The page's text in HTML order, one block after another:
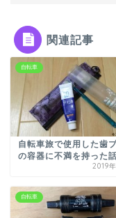
関連記事
自転車
自転車旅で使用した歯
の容器に不満を持った話
2019
自転車